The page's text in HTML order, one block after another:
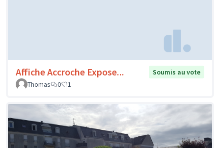
Affiche Accroche Expose...
Soumis au vote
Thomas
0 1